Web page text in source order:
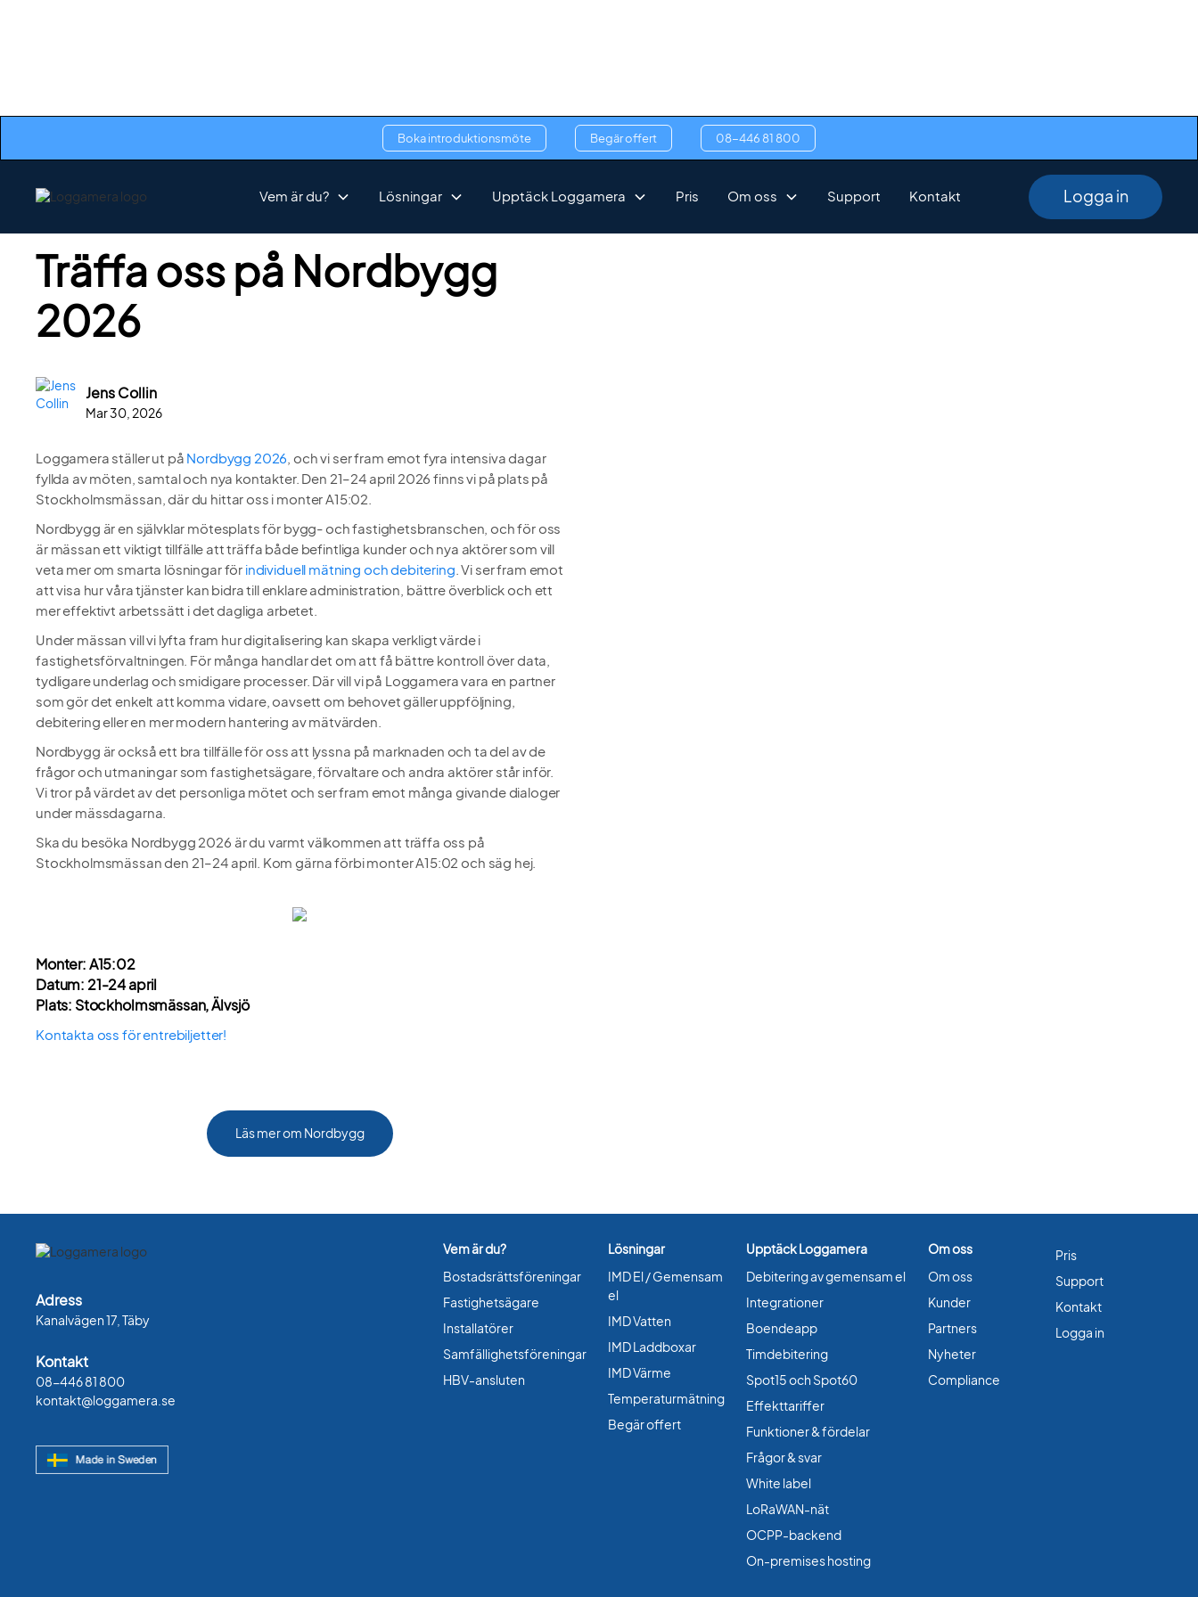
Boka introduktionsmöte Begär offert 08-446 81 800
Vem är du? Lösningar Upptäck Loggamera Pris Om oss Support Kontakt Logga in
Träffa oss på Nordbygg
2026
Jens Collin
Mar 30, 2026
Loggamera ställer ut på Nordbygg 2026, och vi ser fram emot fyra intensiva dagar
fyllda av möten, samtal och nya kontakter. Den 21–24 april 2026 finns vi på plats på
Stockholmsmässan, där du hittar oss i monter A15:02.
Nordbygg är en självklar mötesplats för bygg- och fastighetsbranschen, och för oss
är mässan ett viktigt tillfälle att träffa både befintliga kunder och nya aktörer som vill
veta mer om smarta lösningar för individuell mätning och debitering. Vi ser fram emot
att visa hur våra tjänster kan bidra till enklare administration, bättre överblick och ett
mer effektivt arbetssätt i det dagliga arbetet.
Under mässan vill vi lyfta fram hur digitalisering kan skapa verkligt värde i
fastighetsförvaltningen. För många handlar det om att få bättre kontroll över data,
tydligare underlag och smidigare processer. Där vill vi på Loggamera vara en partner
som gör det enkelt att komma vidare, oavsett om behovet gäller uppföljning,
debitering eller en mer modern hantering av mätvärden.
Nordbygg är också ett bra tillfälle för oss att lyssna på marknaden och ta del av de
frågor och utmaningar som fastighetsägare, förvaltare och andra aktörer står inför.
Vi tror på värdet av det personliga mötet och ser fram emot många givande dialoger
under mässdagarna.
Ska du besöka Nordbygg 2026 är du varmt välkommen att träffa oss på
Stockholmsmässan den 21–24 april. Kom gärna förbi monter A15:02 och säg hej.
Monter: A15:02
Datum: 21-24 april
Plats: Stockholmsmässan, Älvsjö
Kontakta oss för entrebiljetter!
Läs mer om Nordbygg
Adress
Kanalvägen 17, Täby
Kontakt
08-446 81 800
kontakt@loggamera.se
Vem är du?
Bostadsrättsföreningar
Fastighetsägare
Installatörer
Samfällighetsföreningar
HBV-ansluten
Lösningar
IMD El / Gemensam
el
IMD Vatten
IMD Laddboxar
IMD Värme
Temperaturmätning
Begär offert
Upptäck Loggamera
Debitering av gemensam el
Integrationer
Boendeapp
Timdebitering
Spot15 och Spot60
Effekttariffer
Funktioner & fördelar
Frågor & svar
White label
LoRaWAN-nät
OCPP-backend
On-premises hosting
Om oss
Om oss
Kunder
Partners
Nyheter
Compliance
Pris
Support
Kontakt
Logga in